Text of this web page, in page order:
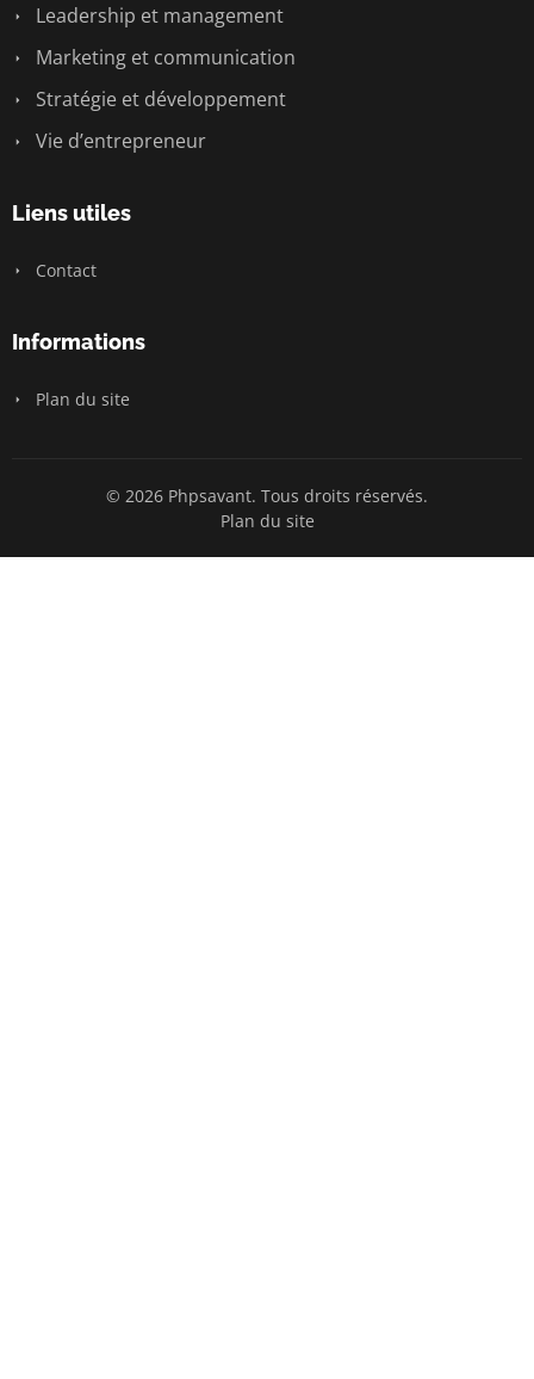
Leadership et management
Marketing et communication
Stratégie et développement
Vie d’entrepreneur
Liens utiles
Contact
Informations
Plan du site
© 2026 Phpsavant. Tous droits réservés.
Plan du site